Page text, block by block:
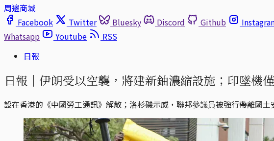
周邊商城
Facebook
Twitter Bluesky Discord Github
Whatsapp
Youtube
RSS
日報
日報｜伊朗受以空襲，將建新鈾濃縮設施；印墜機
設在香港的《中國勞工通訊》解散；洛杉磯示威，聯邦參議員被強行帶離國